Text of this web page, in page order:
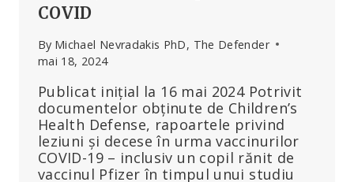
COVID
By Michael Nevradakis PhD, The Defender
mai 18, 2024
Publicat inițial la 16 mai 2024 Potrivit
documentelor obținute de Children’s
Health Defense, rapoartele privind
leziuni și decese în urma vaccinurilor
COVID-19 – inclusiv un copil rănit de
vaccinul Pfizer în timpul unui studiu